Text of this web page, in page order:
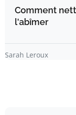
Comment
l'abîmer
Sarah Leroux